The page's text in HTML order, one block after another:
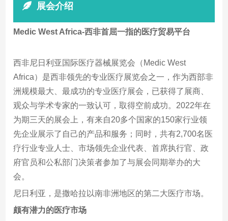
展会介绍
Medic West Africa-西非首屈一指的医疗贸易平台
西非尼日利亚国际医疗器械展览会（Medic West
Africa）是西非领先的专业医疗展览会之一，作为西部非
洲规模最大、最成功的专业医疗展会，已获得了展商、
观众与学术专家的一致认可，取得空前成功。2022年在
为期三天的展会上，有来自20多个国家的150家行业领
先企业展示了自己的产品和服务；同时，共有2,700名医
疗行业专业人士、市场领先企业代表、首席执行官、政
府官员和公私部门决策者参加了与展会同期举办的大
会。
尼日利亚，是撒哈拉以南非洲地区的第二大医疗市场。
颇有潜力的医疗市场